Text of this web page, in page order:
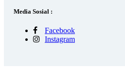
Media Sosial :
Facebook
Instagram